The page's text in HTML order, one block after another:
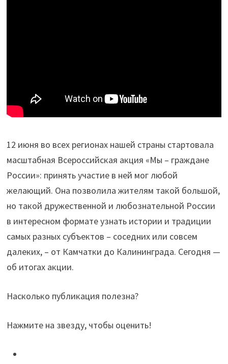
12 июня во всех регионах нашей страны стартовала
масштабная Всероссийская акция «Мы – граждане
России»: принять участие в ней мог любой
желающий. Она позволила жителям такой большой,
но такой дружественной и любознательной России
в интересном формате узнать истории и традиции
самых разных субъектов – соседних или совсем
далеких, – от Камчатки до Калининграда. Сегодня —
об итогах акции.
Насколько публикация полезна?
Нажмите на звезду, чтобы оценить!